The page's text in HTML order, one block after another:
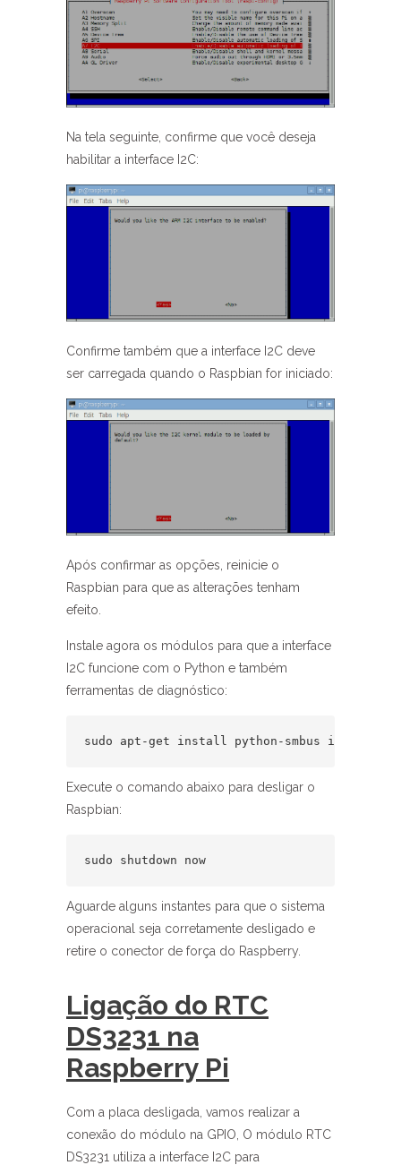
Na tela seguinte, confirme que você deseja
habilitar a interface I2C:
Confirme também que a interface I2C deve
ser carregada quando o Raspbian for iniciado:
Após confirmar as opções, reinicie o
Raspbian para que as alterações tenham
efeito.
Instale agora os módulos para que a interface
I2C funcione com o Python e também
ferramentas de diagnóstico:
sudo apt-get install python-smbus i2c-tools
Execute o comando abaixo para desligar o
Raspbian:
sudo shutdown now
Aguarde alguns instantes para que o sistema
operacional seja corretamente desligado e
retire o conector de força do Raspberry.
Ligação do RTC
DS3231 na
Raspberry Pi
Com a placa desligada, vamos realizar a
conexão do módulo na GPIO, O módulo RTC
DS3231 utiliza a interface I2C para